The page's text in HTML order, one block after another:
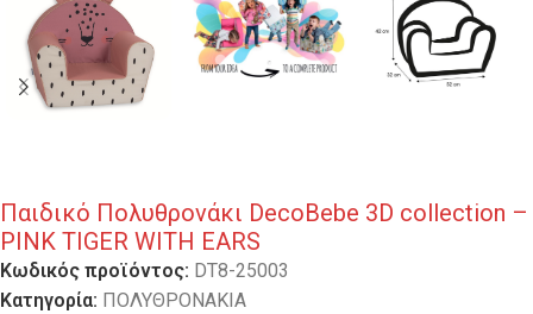
Παιδικό Πολυθρονάκι DecoBebe 3D collection –
PINK TIGER WITH EARS
Κωδικός προϊόντος: DT8-25003
Κατηγορία: ΠΟΛΥΘΡΟΝΑΚΙΑ